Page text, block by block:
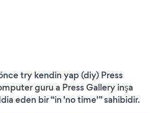
try kendin yap (diy) Press
guru a Press Gallery inşa
eden bir “in 'no time'” sahibidir.